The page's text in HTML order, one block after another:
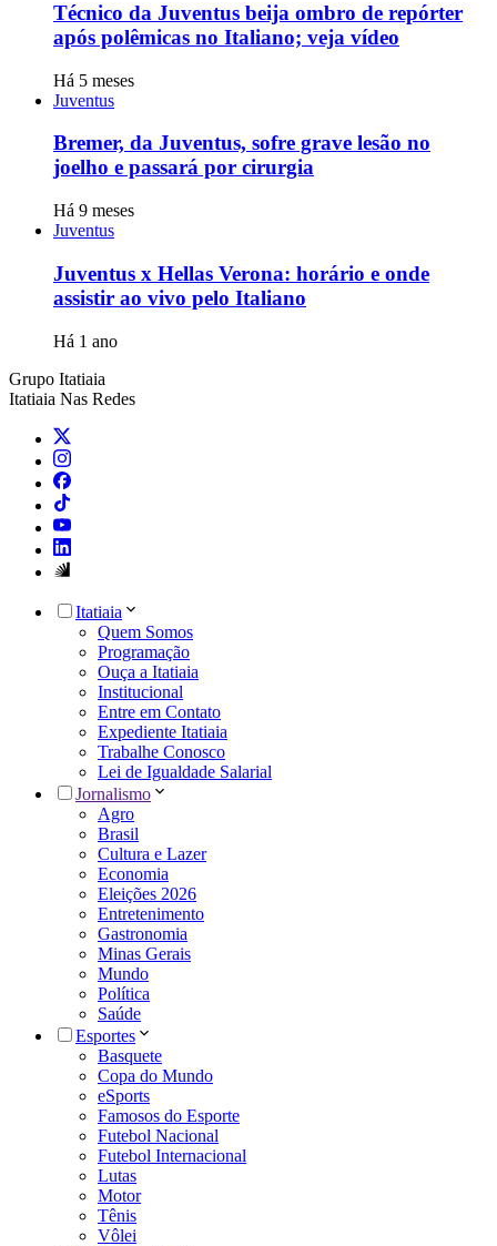
Técnico da Juventus beija ombro de repórter
após polêmicas no Italiano; veja vídeo
Há 5 meses
Juventus
Bremer, da Juventus, sofre grave lesão no
joelho e passará por cirurgia
Há 9 meses
Juventus
Juventus x Hellas Verona: horário e onde
assistir ao vivo pelo Italiano
Há 1 ano
Grupo Itatiaia
Itatiaia Nas Redes
Itatiaia
Quem Somos
Programação
Ouça a Itatiaia
Institucional
Entre em Contato
Expediente Itatiaia
Trabalhe Conosco
Lei de Igualdade Salarial
Jornalismo
Agro
Brasil
Cultura e Lazer
Economia
Eleições 2026
Entretenimento
Gastronomia
Minas Gerais
Mundo
Política
Saúde
Esportes
Basquete
Copa do Mundo
eSports
Famosos do Esporte
Futebol Nacional
Futebol Internacional
Lutas
Motor
Tênis
Vôlei